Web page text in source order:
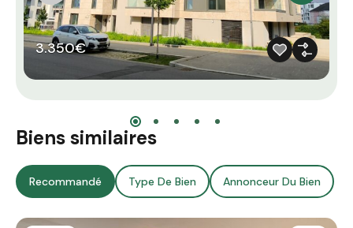
3.350€
Biens similaires
Recommandé Type De Bien Annonceur Du Bien